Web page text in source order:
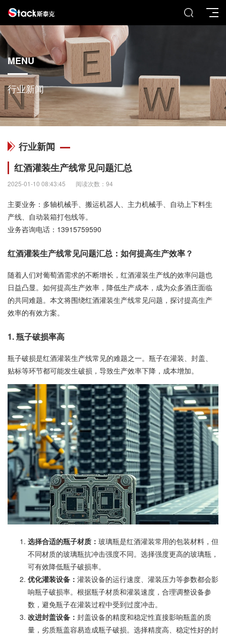
MENU
行业新闻
行业新闻
红酒灌装生产线常见问题汇总
2025-01-10 08:43:45 阅读次数：94
主要业务：多轴机械手、搬运机器人、主力机械手、自动上下料生
产线、自动装箱打包线等。
业务咨询电话： 13915759590
红酒灌装生产线常见问题汇总：如何提高生产效率？
随着人们对葡萄酒需求的不断增长，红酒灌装生产线的效率问题也
日益凸显。如何提高生产效率，降低生产成本，成为众多酒庄面临
的共同难题。本文将围绕红酒灌装生产线常见问题，探讨提高生产
效率的有效方案。
1. 瓶子破损率高
瓶子破损是红酒灌装生产线常见的难题之一。瓶子在灌装、封盖、
贴标等环节都可能发生破损，导致生产效率下降，成本增加。
选择合适的瓶子材质： 玻璃瓶是红酒灌装常用的包装材料，但
不同材质的玻璃瓶抗冲击强度不同。选择强度更高的玻璃瓶，
可有效降低瓶子破损率。
优化灌装设备： 灌装设备的运行速度、灌装压力等参数都会影
响瓶子破损率。根据瓶子材质和灌装速度，合理调整设备参
数，避免瓶子在灌装过程中受到过度冲击。
改进封盖设备： 封盖设备的精度和稳定性直接影响瓶盖的质
量，劣质瓶盖容易造成瓶子破损。选择精度高、稳定性好的封